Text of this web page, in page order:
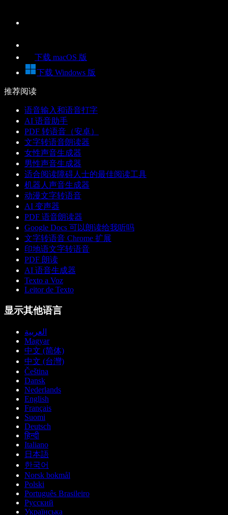
下载 macOS 版
下载 Windows 版
推荐阅读
语音输入和语音打字
AI 语音助手
PDF 转语音（安卓）
文字转语音朗读器
女性声音生成器
男性声音生成器
适合阅读障碍人士的最佳阅读工具
机器人声音生成器
动漫文字转语音
AI 变声器
PDF 语音朗读器
Google Docs 可以朗读给我听吗
文字转语音 Chrome 扩展
印地语文字转语音
PDF 朗读
AI 语音生成器
Texto a Voz
Leitor de Texto
显示其他语言
العربية
Magyar
中文 (简体)
中文 (台灣)
Čeština
Dansk
Nederlands
English
Français
Suomi
Deutsch
हिन्दी
Italiano
日本語
한국어
Norsk bokmål
Polski
Português Brasileiro
Русский
Українська